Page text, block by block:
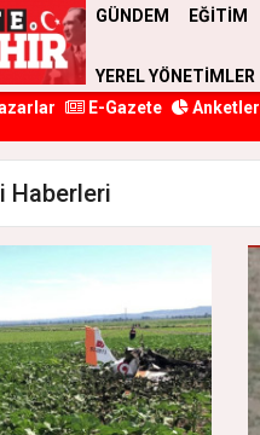
GÜNDEM EĞİTİM
YEREL YÖNETİMLER
E-Gazete Anketler
Haberleri